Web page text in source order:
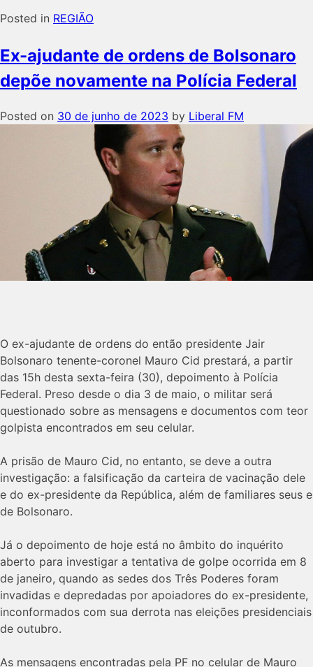
Posted in REGIÃO
Ex-ajudante de ordens de Bolsonaro
depõe novamente na Polícia Federal
Posted on 30 de junho de 2023 by Liberal FM
O ex-ajudante de ordens do então presidente Jair
Bolsonaro tenente-coronel Mauro Cid prestará, a partir
das 15h desta sexta-feira (30), depoimento à Polícia
Federal. Preso desde o dia 3 de maio, o militar será
questionado sobre as mensagens e documentos com teor
golpista encontrados em seu celular.
A prisão de Mauro Cid, no entanto, se deve a outra
investigação: a falsificação da carteira de vacinação dele
e do ex-presidente da República, além de familiares seus e
de Bolsonaro.
Já o depoimento de hoje está no âmbito do inquérito
aberto para investigar a tentativa de golpe ocorrida em 8
de janeiro, quando as sedes dos Três Poderes foram
invadidas e depredadas por apoiadores do ex-presidente,
inconformados com sua derrota nas eleições presidenciais
de outubro.
As mensagens encontradas pela PF no celular de Mauro